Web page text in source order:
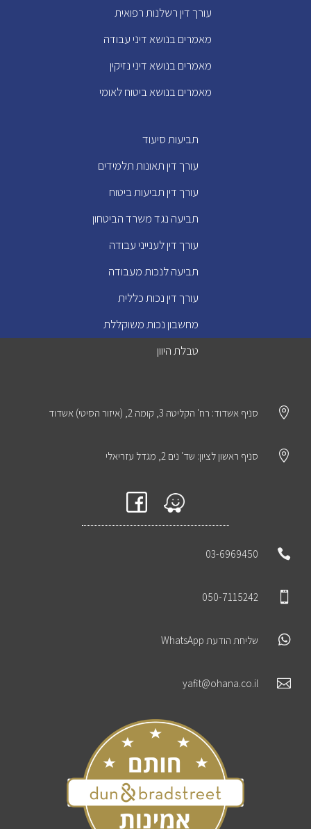
עורך דין רשלנות רפואית
מאמרים בנושא דיני עבודה
מאמרים בנושא דיני נזיקין
מאמרים בנושא ביטוח לאומי
תביעות סיעוד
עורך דין תאונות תלמידים
עורך דין תביעות ביטוח
תביעה נגד משרד הביטחון
עורך דין לענייני עבודה
תביעה לנכות מעבודה
עורך דין נכות כללית
מחשבון נכות משוקללת
טבלת היוון
 סניף אשדוד: רח' הקליטה 3, קומה 2, (איזור הסיטי) אשדוד
 סניף ראשון לציון: שד' נים 2, מגדל עזריאלי

03-6969450

050-7115242
 שליחת הודעת WhatsApp

yafit@ohana.co.il